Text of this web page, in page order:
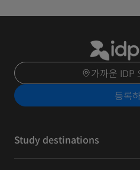
가까운 IDP
등록
Study destinations